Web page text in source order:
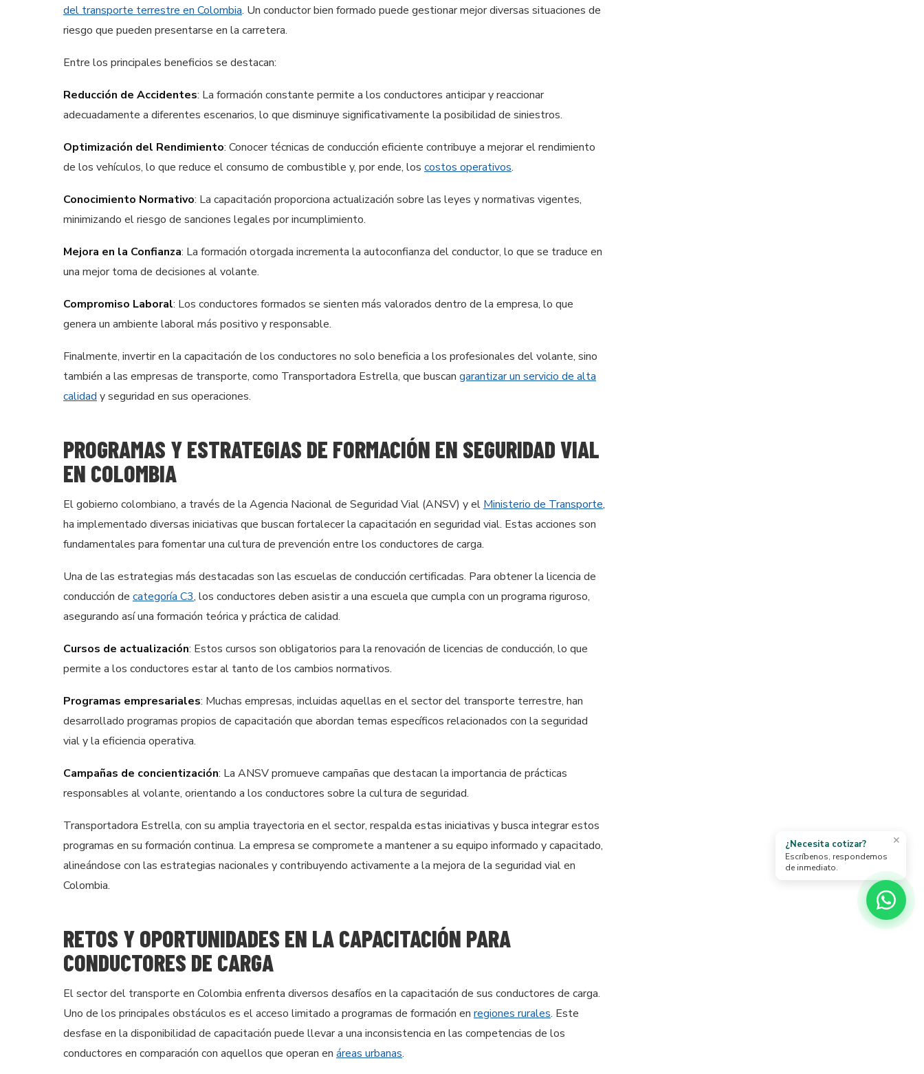
del transporte terrestre en Colombia. Un conductor bien formado puede gestionar mejor diversas situaciones de
riesgo que pueden presentarse en la carretera.
Entre los principales beneficios se destacan:
Reducción de Accidentes: La formación constante permite a los conductores anticipar y reaccionar
adecuadamente a diferentes escenarios, lo que disminuye significativamente la posibilidad de siniestros.
Optimización del Rendimiento: Conocer técnicas de conducción eficiente contribuye a mejorar el rendimiento
de los vehículos, lo que reduce el consumo de combustible y, por ende, los costos operativos.
Conocimiento Normativo: La capacitación proporciona actualización sobre las leyes y normativas vigentes,
minimizando el riesgo de sanciones legales por incumplimiento.
Mejora en la Confianza: La formación otorgada incrementa la autoconfianza del conductor, lo que se traduce en
una mejor toma de decisiones al volante.
Compromiso Laboral: Los conductores formados se sienten más valorados dentro de la empresa, lo que
genera un ambiente laboral más positivo y responsable.
Finalmente, invertir en la capacitación de los conductores no solo beneficia a los profesionales del volante, sino
también a las empresas de transporte, como Transportadora Estrella, que buscan garantizar un servicio de alta
calidad y seguridad en sus operaciones.
PROGRAMAS Y ESTRATEGIAS DE FORMACIÓN EN SEGURIDAD VIAL
EN COLOMBIA
El gobierno colombiano, a través de la Agencia Nacional de Seguridad Vial (ANSV) y el Ministerio de Transporte,
ha implementado diversas iniciativas que buscan fortalecer la capacitación en seguridad vial. Estas acciones son
fundamentales para fomentar una cultura de prevención entre los conductores de carga.
Una de las estrategias más destacadas son las escuelas de conducción certificadas. Para obtener la licencia de
conducción de categoría C3, los conductores deben asistir a una escuela que cumpla con un programa riguroso,
asegurando así una formación teórica y práctica de calidad.
Cursos de actualización: Estos cursos son obligatorios para la renovación de licencias de conducción, lo que
permite a los conductores estar al tanto de los cambios normativos.
Programas empresariales: Muchas empresas, incluidas aquellas en el sector del transporte terrestre, han
desarrollado programas propios de capacitación que abordan temas específicos relacionados con la seguridad
vial y la eficiencia operativa.
Campañas de concientización: La ANSV promueve campañas que destacan la importancia de prácticas
responsables al volante, orientando a los conductores sobre la cultura de seguridad.
Transportadora Estrella, con su amplia trayectoria en el sector, respalda estas iniciativas y busca integrar estos
programas en su formación continua. La empresa se compromete a mantener a su equipo informado y capacitado,
alineándose con las estrategias nacionales y contribuyendo activamente a la mejora de la seguridad vial en
Colombia.
RETOS Y OPORTUNIDADES EN LA CAPACITACIÓN PARA
CONDUCTORES DE CARGA
El sector del transporte en Colombia enfrenta diversos desafíos en la capacitación de sus conductores de carga.
Uno de los principales obstáculos es el acceso limitado a programas de formación en regiones rurales. Este
desfase en la disponibilidad de capacitación puede llevar a una inconsistencia en las competencias de los
conductores en comparación con aquellos que operan en áreas urbanas.
✕
¿Necesita cotizar?
Escríbenos, respondemos
de inmediato.